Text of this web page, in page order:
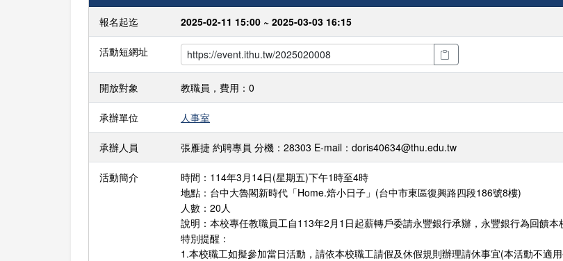
報名起迄 2025-02-11 15:00 ~ 2025-03-03 16:15
活動短網址
開放對象 教職員，費用：0
承辦單位 人事室
承辦人員 張雁捷 約聘專員 分機：28303 E-mail：doris40634@thu.edu.tw
活動簡介
時間：114年3月14日(星期五)下午1時至4時
地點：台中大魯閣新時代「Home.焙小日子」(台中市東區復興路四段186號8樓)
人數：20人
說明：本校專任教職員工自113年2月1日起薪轉戶委請永豐銀行承辦，永豐銀行為回饋本
特別提醒：
1.本校職工如擬參加當日活動，請依本校職工請假及休假規則辦理請休事宜(本活動不適用